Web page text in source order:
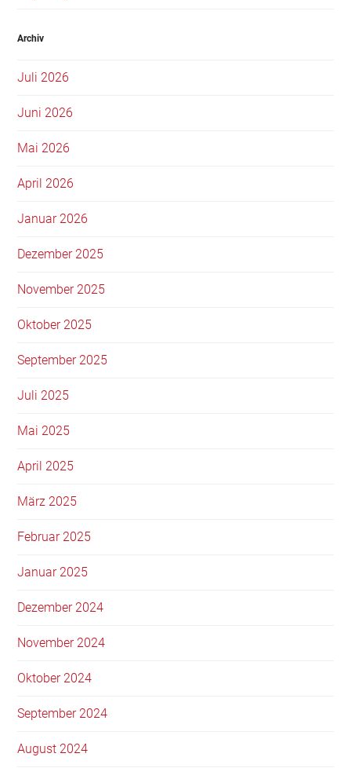
Archiv
Juli 2026
Juni 2026
Mai 2026
April 2026
Januar 2026
Dezember 2025
November 2025
Oktober 2025
September 2025
Juli 2025
Mai 2025
April 2025
März 2025
Februar 2025
Januar 2025
Dezember 2024
November 2024
Oktober 2024
September 2024
August 2024